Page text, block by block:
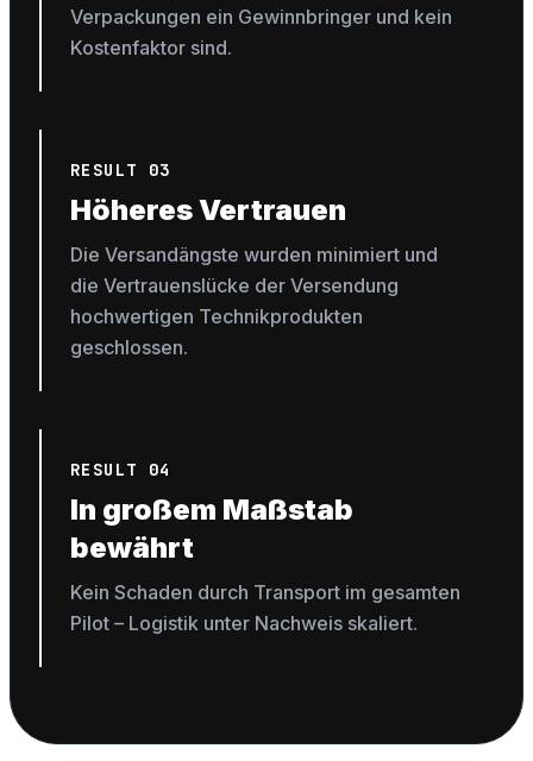
Verpackungen ein Gewinnbringer und kein
Kostenfaktor sind.
RESULT 03
Höheres Vertrauen
Die Versandängste wurden minimiert und
die Vertrauenslücke der Versendung
hochwertigen Technikprodukten
geschlossen.
RESULT 04
In großem Maßstab
bewährt
Kein Schaden durch Transport im gesamten
Pilot – Logistik unter Nachweis skaliert.